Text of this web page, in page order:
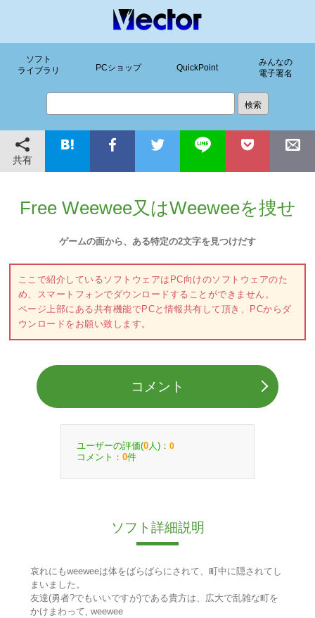
ソフト
ライブラリ
PCショップ QuickPoint
みんなの
電子署名
共有
Free Weewee又はWeeweeを捜せ
ゲームの面から、ある特定の2文字を見つけだす
ここで紹介しているソフトウェアはPC向けのソフトウェアのた
め、スマートフォンでダウンロードすることができません。
ページ上部にある共有機能でPCと情報共有して頂き、PCからダ
ウンロードをお願い致します。
コメント
ユーザーの評価(0 人)： 0
コメント： 0件
ソフト詳細説明
哀れにもweeweeは体をばらばらにされて、町中に隠されてし
まいました。
友達(勇者?でもいいですが)である貴方は、広大で乱雑な町を
かけまわって, weewee